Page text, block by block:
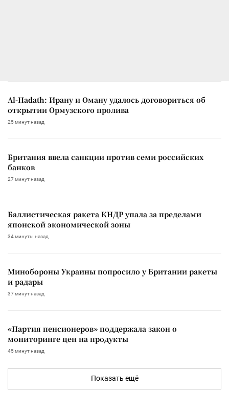
Al-Hadath: Ирану и Оману удалось договориться об
открытии Ормузского пролива
25 минут назад
Британия ввела санкции против семи российских
банков
27 минут назад
Баллистическая ракета КНДР упала за пределами
японской экономической зоны
34 минуты назад
Минобороны Украины попросило у Британии ракеты
и радары
37 минут назад
«Партия пенсионеров» поддержала закон о
мониторинге цен на продукты
45 минут назад
Показать ещё